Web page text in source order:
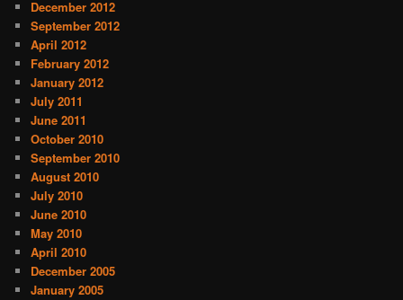
December 2012
September 2012
April 2012
February 2012
January 2012
July 2011
June 2011
October 2010
September 2010
August 2010
July 2010
June 2010
May 2010
April 2010
December 2005
January 2005